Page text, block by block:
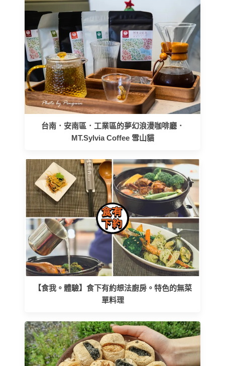
台南．安南區．工業區的夢幻浪漫咖啡廳．
MT.Sylvia Coffee 雪山貓
【食我。體驗】食下有約想法廚房。特色的無菜
單料理